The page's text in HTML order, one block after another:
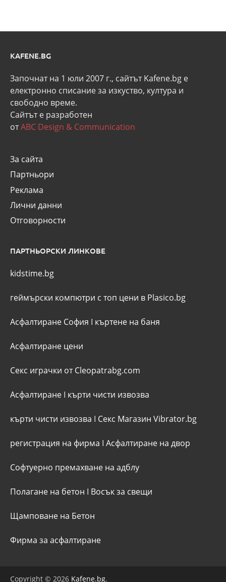
KAFENE.BG
Започнат на 1 юли 2007 г., сайтът Kafene.bg e
eлектронно списание за изкуство, култура и
свободно време.
Сайтът е разработен
отABC Design & Communication
За сайта
Партньори
Реклама
Лични данни
Отговорности
ПАРТНЬОРСКИ ЛИНКОВЕ
kidstime.bg
геймърски компютри с топ цени в Plasico.bg
Асфалтиране София I къртене на баня
Асфалтиране цени
Секс играчки от Cleopatrabg.com
Асфалтиране I кърти чисти извозва
кърти чисти извозва I Секс Магазин Vibrator.bg
регистрация на фирма I Асфалтиране на двор
Софтуерно премахване на адблу
Полагане на бетон I Восък за свещи
Щамповане на Бетон
Фирма за асфалтиране
Copyright © 2026 Kafene.bg.